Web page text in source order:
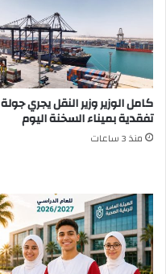
كامل الوزير وزير النقل يجري جولة
تفقدية بميناء السخنة اليوم
منذ 3 ساعات